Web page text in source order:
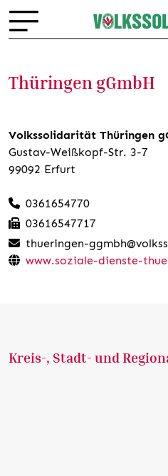
Thüringen gGmbH
Volkssolidarität Thüringen
Gustav-Weißkopf-Str. 3-7
99092 Erfurt
0361654770
03616547717
thueringen-
www.soziale-dienste-
Kreis-, Stadt- und